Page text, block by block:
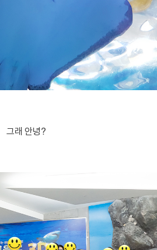
그래 안녕?